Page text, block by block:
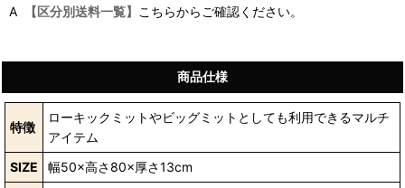
A
【区分別送料一覧】 こちらからご確認ください。
商品仕様
特徴
ローキックミットやビッグミットとしても利用できるマルチ
アイテム
SIZE
幅50×高さ80×厚さ13cm